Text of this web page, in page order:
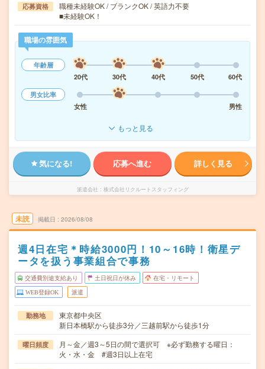
応募資格
職種未経験OK / ブランクOK / 英語力不要
■未経験OK！
職場の雰囲気
年齢層
20代
30代 40代 50代
60代
男女比率
女性
男性
もっと見る
気になる! 応募へ進む 詳しく見る
派遣会社 株式会社リクルートスタッフィング
未読 掲載日 2026/08/08
週4日在宅＊時給3000円！10～16時！衛星デ
ータを扱う事業組合で事務
交通費別途支給あり 土日祝日が休み 在宅・リモート
WEB登録OK 派遣
勤務地
東京都中央区
新日本橋駅から徒歩3分／三越前駅から徒歩1分
曜日頻度
月～金／週3～5日の間で選択可 ※必ず勤務する曜日：
火・水・金 #週3日以上在宅